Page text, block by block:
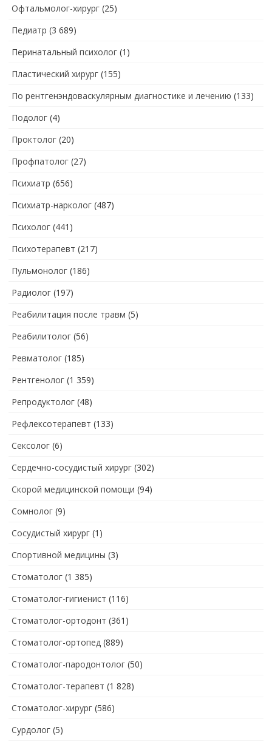
Офтальмолог-хирург (25)
Педиатр (3 689)
Перинатальный психолог (1)
Пластический хирург (155)
По рентгенэндоваскулярным диагностике и лечению (133)
Подолог (4)
Проктолог (20)
Профпатолог (27)
Психиатр (656)
Психиатр-нарколог (487)
Психолог (441)
Психотерапевт (217)
Пульмонолог (186)
Радиолог (197)
Реабилитация после травм (5)
Реабилитолог (56)
Ревматолог (185)
Рентгенолог (1 359)
Репродуктолог (48)
Рефлексотерапевт (133)
Сексолог (6)
Сердечно-сосудистый хирург (302)
Скорой медицинской помощи (94)
Сомнолог (9)
Сосудистый хирург (1)
Спортивной медицины (3)
Стоматолог (1 385)
Стоматолог-гигиенист (116)
Стоматолог-ортодонт (361)
Стоматолог-ортопед (889)
Стоматолог-пародонтолог (50)
Стоматолог-терапевт (1 828)
Стоматолог-хирург (586)
Сурдолог (5)